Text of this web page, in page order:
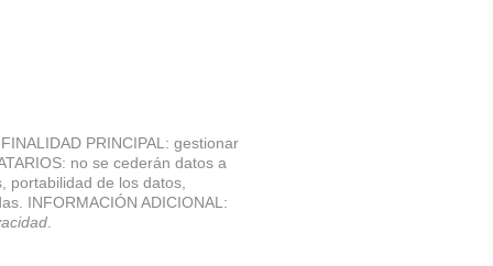
PRINCIPAL: gestionar
no se cederán datos a
portabilidad de los datos,
INFORMACIÓN ADICIONAL: